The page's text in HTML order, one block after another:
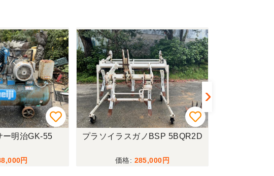
ー明治GK-55 プラソイラスガノBSP 5BQR2D
285,000